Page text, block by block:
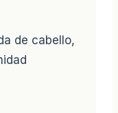
de cabello,